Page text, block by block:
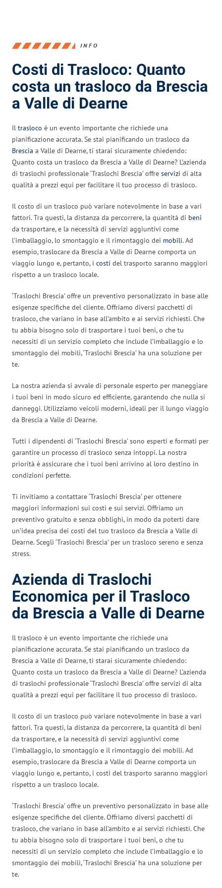
INFO
Costi di Trasloco: Quanto
costa un trasloco da Brescia
a Valle di Dearne
Il trasloco è un evento importante che richiede una
pianificazione accurata. Se stai pianificando un trasloco da
Brescia a Valle di Dearne, ti starai sicuramente chiedendo:
Quanto costa un trasloco da Brescia a Valle di Dearne? L’azienda
di traslochi professionale ‘Traslochi Brescia’ offre servizi di alta
qualità a prezzi equi per facilitare il tuo processo di trasloco.
Il costo di un trasloco può variare notevolmente in base a vari
fattori. Tra questi, la distanza da percorrere, la quantità di beni
da trasportare, e la necessità di servizi aggiuntivi come
l’imballaggio, lo smontaggio e il rimontaggio dei mobili. Ad
esempio, traslocare da Brescia a Valle di Dearne comporta un
viaggio lungo e, pertanto, i costi del trasporto saranno maggiori
rispetto a un trasloco locale.
‘Traslochi Brescia’ offre un preventivo personalizzato in base alle
esigenze specifiche del cliente. Offriamo diversi pacchetti di
trasloco, che variano in base all’ambito e ai servizi richiesti. Che
tu abbia bisogno solo di trasportare i tuoi beni, o che tu
necessiti di un servizio completo che include l’imballaggio e lo
smontaggio dei mobili, ‘Traslochi Brescia’ ha una soluzione per
te.
La nostra azienda si avvale di personale esperto per maneggiare
i tuoi beni in modo sicuro ed efficiente, garantendo che nulla si
danneggi. Utilizziamo veicoli moderni, ideali per il lungo viaggio
da Brescia a Valle di Dearne.
Tutti i dipendenti di ‘Traslochi Brescia’ sono esperti e formati per
garantire un processo di trasloco senza intoppi. La nostra
priorità è assicurare che i tuoi beni arrivino al loro destino in
condizioni perfette.
Ti invitiamo a contattare ‘Traslochi Brescia’ per ottenere
maggiori informazioni sui costi e sui servizi. Offriamo un
preventivo gratuito e senza obblighi, in modo da poterti dare
un’idea precisa dei costi del tuo trasloco da Brescia a Valle di
Dearne. Scegli ‘Traslochi Brescia’ per un trasloco sereno e senza
stress.
Azienda di Traslochi
Economica per il Trasloco
da Brescia a Valle di Dearne
Il trasloco è un evento importante che richiede una
pianificazione accurata. Se stai pianificando un trasloco da
Brescia a Valle di Dearne, ti starai sicuramente chiedendo:
Quanto costa un trasloco da Brescia a Valle di Dearne? L’azienda
di traslochi professionale ‘Traslochi Brescia’ offre servizi di alta
qualità a prezzi equi per facilitare il tuo processo di trasloco.
Il costo di un trasloco può variare notevolmente in base a vari
fattori. Tra questi, la distanza da percorrere, la quantità di beni
da trasportare, e la necessità di servizi aggiuntivi come
l’imballaggio, lo smontaggio e il rimontaggio dei mobili. Ad
esempio, traslocare da Brescia a Valle di Dearne comporta un
viaggio lungo e, pertanto, i costi del trasporto saranno maggiori
rispetto a un trasloco locale.
‘Traslochi Brescia’ offre un preventivo personalizzato in base alle
esigenze specifiche del cliente. Offriamo diversi pacchetti di
trasloco, che variano in base all’ambito e ai servizi richiesti. Che
tu abbia bisogno solo di trasportare i tuoi beni, o che tu
necessiti di un servizio completo che include l’imballaggio e lo
smontaggio dei mobili, ‘Traslochi Brescia’ ha una soluzione per
te.